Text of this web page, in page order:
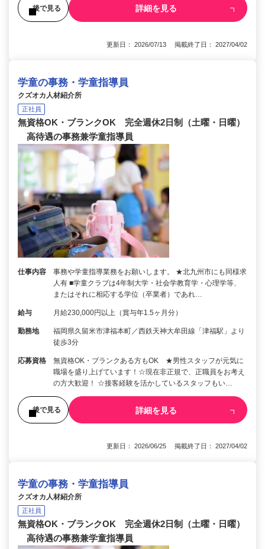
後で見る 詳細を見る
更新日： 2026/07/13 掲載終了日： 2027/04/02
学童の事務・学童指導員
クズオカ人材紹介所
正社員
無資格OK・ブランクOK 完全週休2日制（土曜・日曜）
高待遇の事務兼学童指導員
仕事内容
事務や学童指導業務をお願いします。 ★北九州市にも同様求
人有 ■学童クラブは4年制大学・社会学教育学・心理学等、
またはそれに相応する学位（卒業者）であれ…
給与 月給230,000円以上（賞与年1.5ヶ月分）
勤務地
福岡県久留米市津福本町／西鉄天神大牟田線「津福駅」より
徒歩3分
応募資格
無資格OK・ブランクある方もOK ★男性スタッフが元気に
職場を盛り上げています！☆現在非正規で、正職員をお考え
の方大歓迎！ ☆接客経験を活かしているスタッフもい…
後で見る 詳細を見る
更新日： 2026/06/25 掲載終了日： 2027/04/02
学童の事務・学童指導員
クズオカ人材紹介所
正社員
無資格OK・ブランクOK 完全週休2日制（土曜・日曜）
高待遇の事務兼学童指導員